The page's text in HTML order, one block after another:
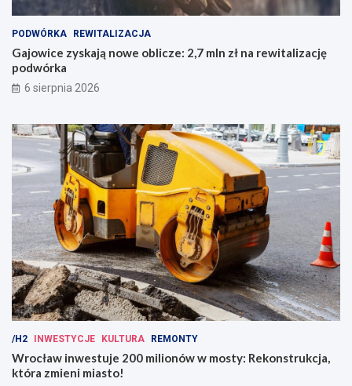
PODWÓRKA REWITALIZACJA
Gajowice zyskają nowe oblicze: 2,7 mln zł na rewitalizację
podwórka
6 sierpnia 2026
/H2 INWESTYCJE KULTURA REMONTY
Wrocław inwestuje 200 milionów w mosty: Rekonstrukcja,
która zmieni miasto!